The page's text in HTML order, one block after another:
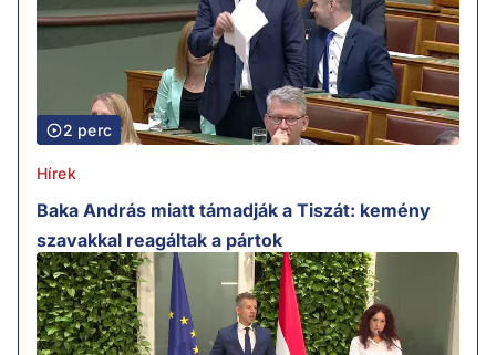
2 perc
Hírek
Baka András miatt támadják a Tiszát: kemény
szavakkal reagáltak a pártok